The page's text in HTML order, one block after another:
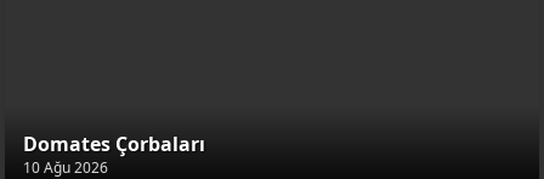
Domates Çorbaları
10 Ağu 2026